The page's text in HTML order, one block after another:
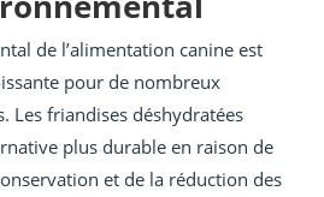
de l’alimentation canine est
pour de nombreux
Les friandises déshydratées
plus durable en raison de
et de la réduction des